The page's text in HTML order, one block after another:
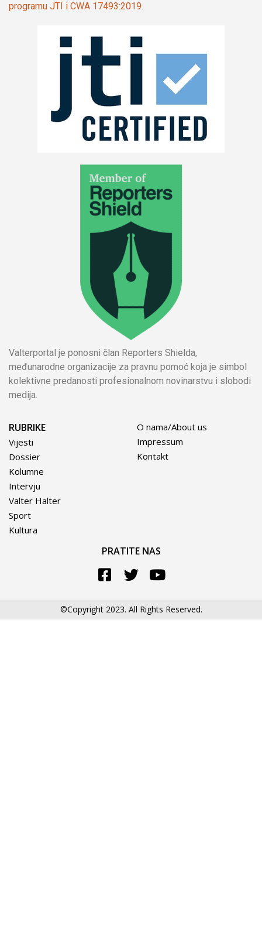
programu JTI i CWA 17493:2019.
Valterportal je ponosni član Reporters Shielda,
međunarodne organizacije za pravnu pomoć koja je simbol
kolektivne predanosti profesionalnom novinarstvu i slobodi
medija.
RUBRIKE
Vijesti
Dossier
Kolumne
Intervju
Valter Halter
Sport
Kultura
O nama/About us
Impressum
Kontakt
PRATITE NAS
©Copyright 2023. All Rights Reserved.